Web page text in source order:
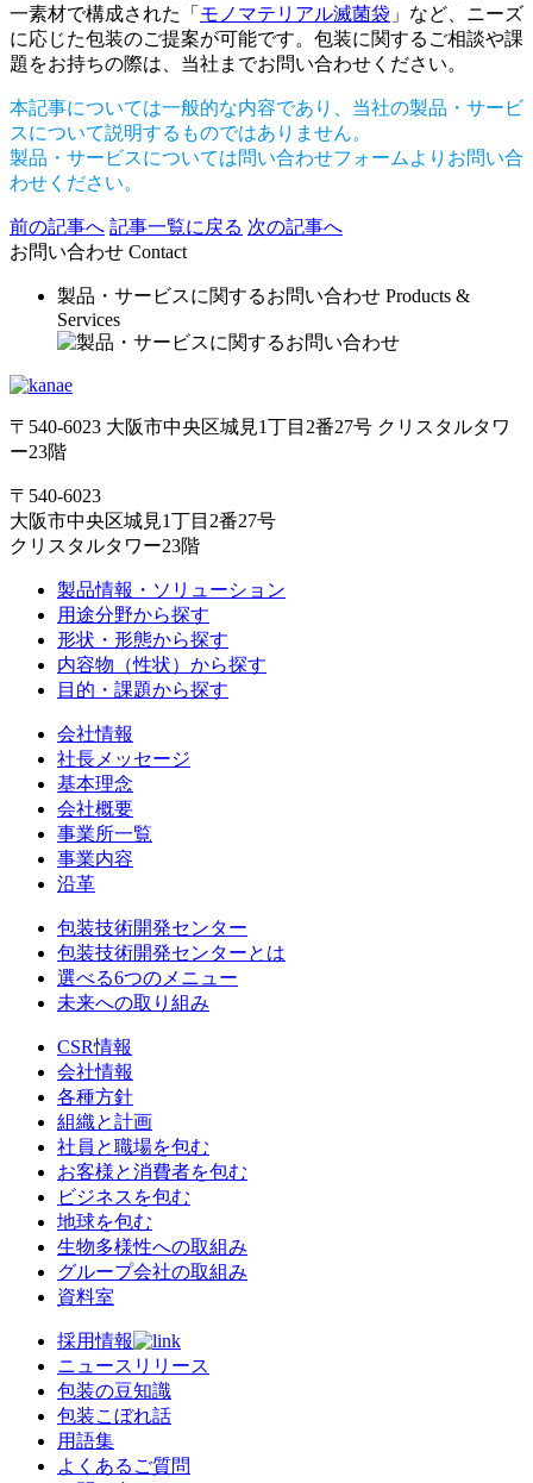
一素材で構成された「 モノマテリアル滅菌袋 」など、ニーズ
に応じた包装のご提案が可能です。包装に関するご相談や課
題をお持ちの際は、当社までお問い合わせください。
本記事については一般的な内容であり、当社の製品・サービ
スについて説明するものではありません。
製品・サービスについては問い合わせフォームよりお問い合
わせください。
前の記事へ 記事一覧に戻る 次の記事へ
お問い合わせ Contact
製品・サービスに関するお問い合わせ Products &
Services
〒540-6023 大阪市中央区城見1丁目2番27号 クリスタルタワ
ー23階
〒540-6023
大阪市中央区城見1丁目2番27号
クリスタルタワー23階
製品情報・ソリューション
用途分野から探す
形状・形態から探す
内容物（性状）から探す
目的・課題から探す
会社情報
社長メッセージ
基本理念
会社概要
事業所一覧
事業内容
沿革
包装技術開発センター
包装技術開発センターとは
選べる6つのメニュー
未来への取り組み
CSR情報
会社情報
各種方針
組織と計画
社員と職場を包む
お客様と消費者を包む
ビジネスを包む
地球を包む
生物多様性への取組み
グループ会社の取組み
資料室
採用情報
ニュースリリース
包装の豆知識
包装こぼれ話
用語集
よくあるご質問